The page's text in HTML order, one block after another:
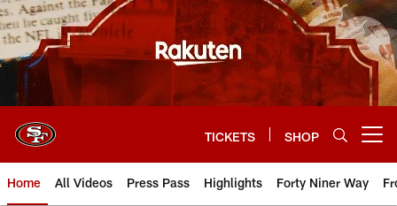
Skip
to
main
content
TICKETS SHOP
Home All Videos Press Pass Highlights Forty Niner Way